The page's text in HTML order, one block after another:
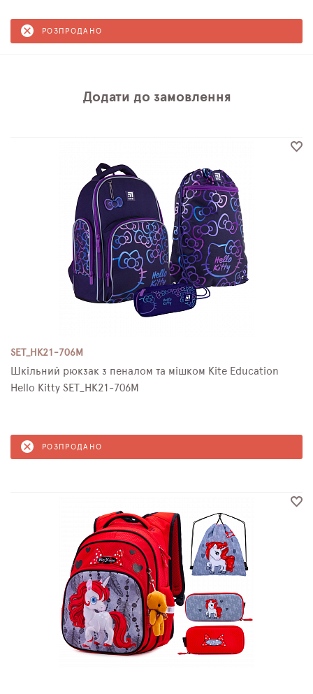
РОЗПРОДАНО
Додати до замовлення
SET_HK21-706M
Шкільний рюкзак з пеналом та мішком Kite Education
Hello Kitty SET_HK21-706M
РОЗПРОДАНО